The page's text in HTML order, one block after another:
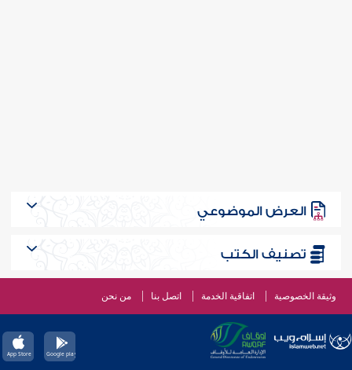
العرض الموضوعي
تصنيف الكتب
وثيقة الخصوصية اتفاقية الخدمة اتصل بنا من نحن